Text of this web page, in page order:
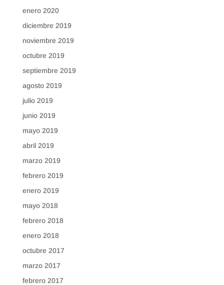
enero 2020
diciembre 2019
noviembre 2019
octubre 2019
septiembre 2019
agosto 2019
julio 2019
junio 2019
mayo 2019
abril 2019
marzo 2019
febrero 2019
enero 2019
mayo 2018
febrero 2018
enero 2018
octubre 2017
marzo 2017
febrero 2017